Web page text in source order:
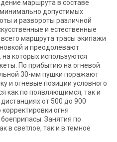
маршрута в составе
допустимых
и развороты различной
и естественные
маршрута трасы экипажи
и преодолевают
которых используются
По прибытию на огневой
30-мм пушки поражают
и огневые позиции условного
как по появляющимся, так и
от 500 до 900
огня
Занятия по
в светлое, так и в темное